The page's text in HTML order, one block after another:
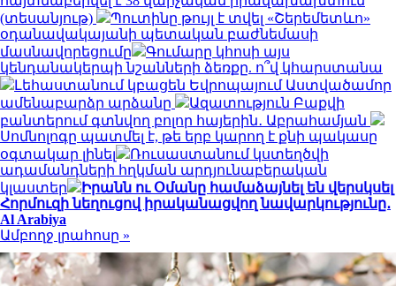
(տեսանյութ)
Պուտինը թույլ է տվել «Շերեմետևո»
օդանավակայանի պետական բաժնեմասի
մասնավորեցումը
Գումարը կհոսի այս
կենդանակերպի նշանների ձեռքը. ո՞վ կհարստանա
Լեհաստանում կբացեն Եվրոպայում Աստվածամոր
ամենաբարձր արձանը
Ազատություն Բաքվի
բանտերում գտնվող բոլոր հայերին․ Աբրահամյան
Սոմնոլոգը պատմել է, թե երբ կարող է քնի պակասը
օգտակար լինել
Ռուսաստանում կստեղծվի
ադամանդների հղկման արդյունաբերական
կլաստեր
Իրանն ու Օմանը համաձայնել են վերսկսել
Հորմուզի նեղուցով իրականացվող նավարկությունը․
Al Arabiya
Ամբողջ լրահոսը »